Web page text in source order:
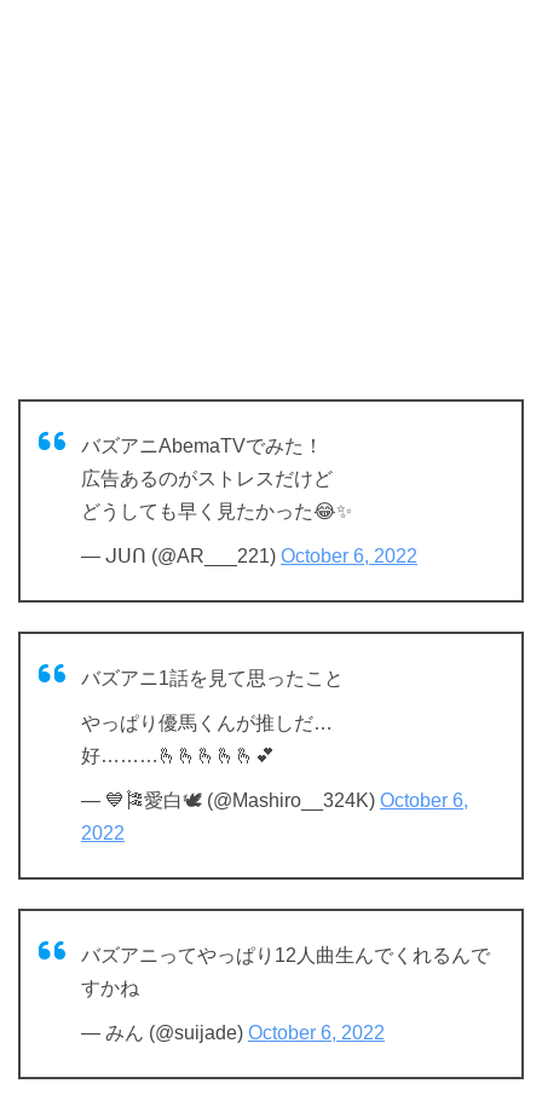
バズアニAbemaTVでみた！
広告あるのがストレスだけど
どうしても早く見たかった😂✨
— ᒍᑌᑎ (@AR___221) October 6, 2022
バズアニ1話を見て思ったこと
やっぱり優馬くんが推しだ…
好………🫰🫰🫰🫰🫰💕
— 💙🎏愛白🕊 (@Mashiro__324K) October 6,
2022
バズアニってやっぱり12人曲生んでくれるんで
すかね
— みん (@suijade) October 6, 2022